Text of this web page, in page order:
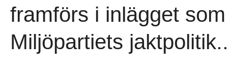
framförs i inlägget
Miljöpartiets